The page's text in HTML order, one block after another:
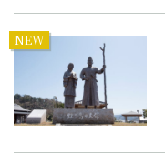
NEW